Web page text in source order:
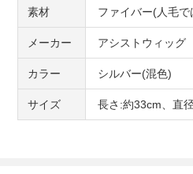
素材 ファイバー(人毛
メーカー アシストウィッグ
カラー シルバー(混色)
サイズ 長さ:約33cm、直